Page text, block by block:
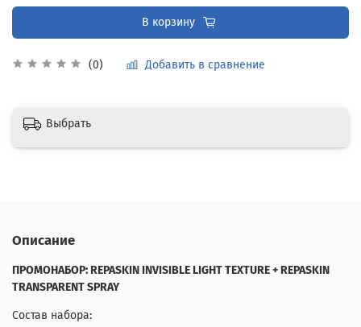
(0) Добавить в сравнение
В корзину
Выбрать
Описание
ПРОМОНАБОР: REPASKIN INVISIBLE LIGHT TEXTURE + REPASKIN
TRANSPARENT SPRAY
Состав набора: